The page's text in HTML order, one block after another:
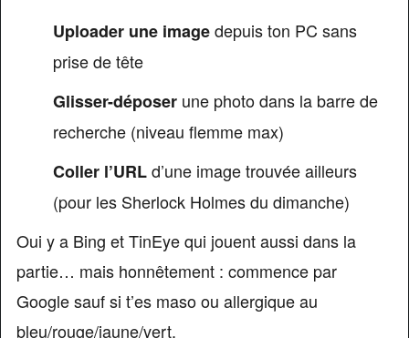
Uploader une imagedepuis ton PC sans
prise de tête
Glisser-déposerune photo dans la barre de
recherche (niveau flemme max)
Coller l’URLd’une image trouvée ailleurs
(pour les Sherlock Holmes du dimanche)
Oui y a Bing et TinEye qui jouent aussi dans la
partie… mais honnêtement : commence par
Google sauf si t’es maso ou allergique au
bleu/rouge/jaune/vert.